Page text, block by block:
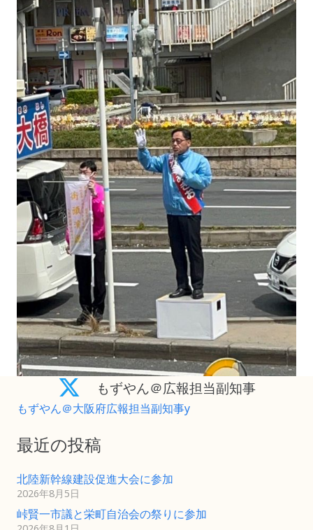
もずやん＠広報担当副知事
もずやん＠大阪府広報担当副知事y
最近の投稿
北陸新幹線建設促進大会に参加
2026年8月5日
峠賢一市議と栄町自治会の祭りに参加